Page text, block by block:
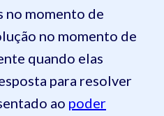
no momento de
no momento de
quando elas
para resolver
ao poder